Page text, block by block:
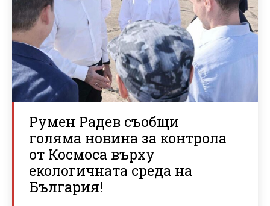
Румен Радев съобщи
голяма новина за контрола
от Космоса върху
екологичната среда на
България!